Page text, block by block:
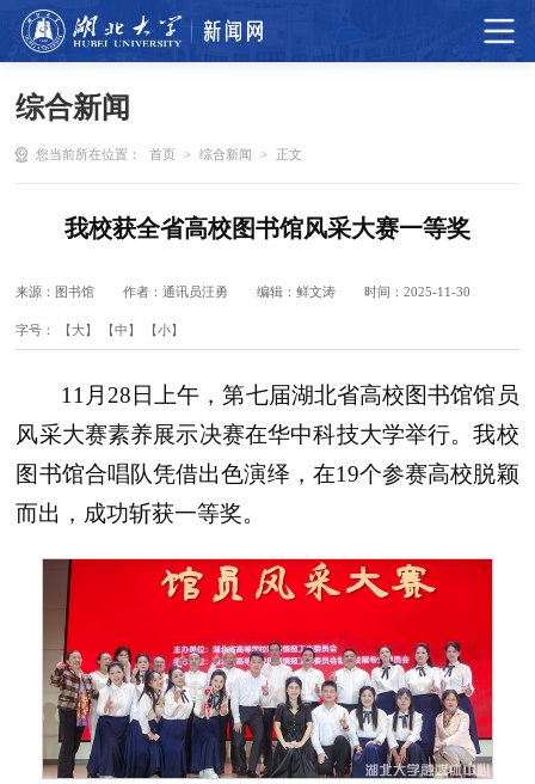
综合新闻
您当前所在位置： 首页 > 综合新闻 > 正文
我校获全省高校图书馆风采大赛一等奖
来源：图书馆 作者：通讯员汪勇 编辑：鲜文涛 时间：2025-11-30
字号： 【大】 【中】 【小】
11月28日上午，第七届湖北省高校图书馆馆员
风采大赛素养展示决赛在华中科技大学举行。我校
图书馆合唱队凭借出色演绎，在19个参赛高校脱颖
而出，成功斩获一等奖。